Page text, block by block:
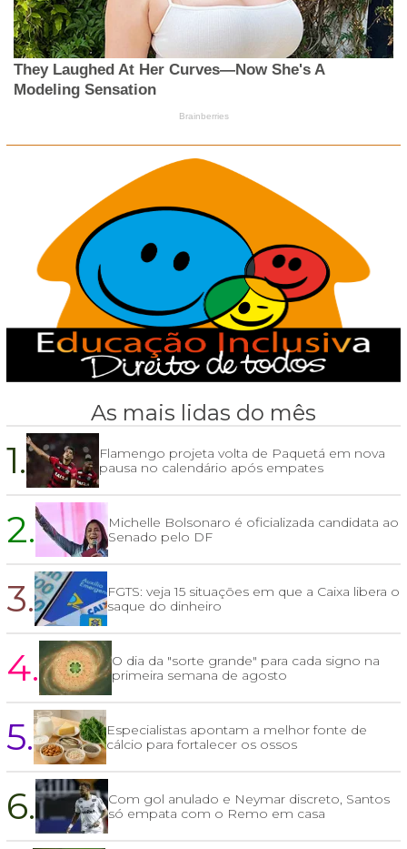
As mais lidas do mês
1.
Flamengo projeta volta de Paquetá em nova
pausa no calendário após empates
2.
Michelle Bolsonaro é oficializada candidata ao
Senado pelo DF
3.
FGTS: veja 15 situações em que a Caixa libera o
saque do dinheiro
4.
O dia da "sorte grande" para cada signo na
primeira semana de agosto
5.
Especialistas apontam a melhor fonte de
cálcio para fortalecer os ossos
6.
Com gol anulado e Neymar discreto, Santos
só empata com o Remo em casa